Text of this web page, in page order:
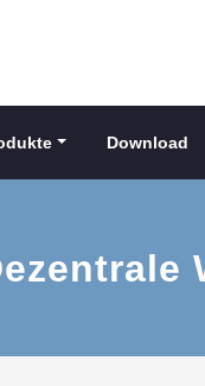
Download